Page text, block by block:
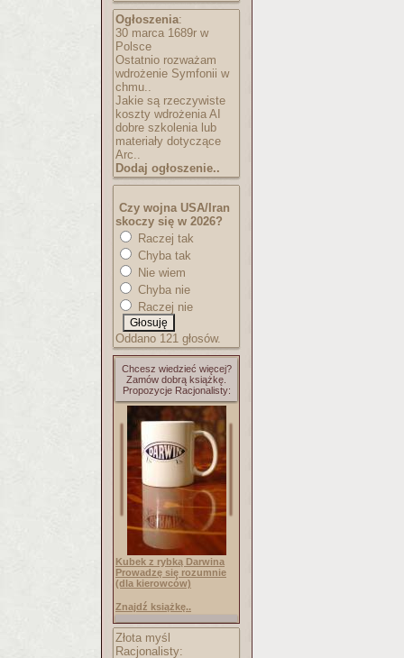
Ogłoszenia:
30 marca 1689r w
Polsce
Ostatnio rozważam
wdrożenie Symfonii w
chmu..
Jakie są rzeczywiste
koszty wdrożenia AI
dobre szkolenia lub
materiały dotyczące
Arc..
Dodaj ogłoszenie..
Czy wojna USA/Iran
skoczy się w 2026?
Raczej tak
Chyba tak
Nie wiem
Chyba nie
Raczej nie
Oddano 121 głosów.
Chcesz wiedzieć więcej?
Zamów dobrą książkę.
Propozycje Racjonalisty:
Kubek z rybką Darwina
Prowadzę się rozumnie
(dla kierowców)
Znajdź książkę..
Złota myśl
Racjonalisty: